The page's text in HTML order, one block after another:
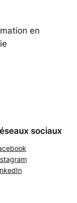
en
sociaux